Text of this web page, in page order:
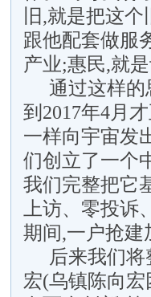
旧,就是把这
跟他配套做服
产业;惠民,就
通过这样的
到2017年4月
一样向宇宙发
们创立了一个
我们完整把它
上访、零投
期间,一户抢建
后来我们
宏(乌镇陈向